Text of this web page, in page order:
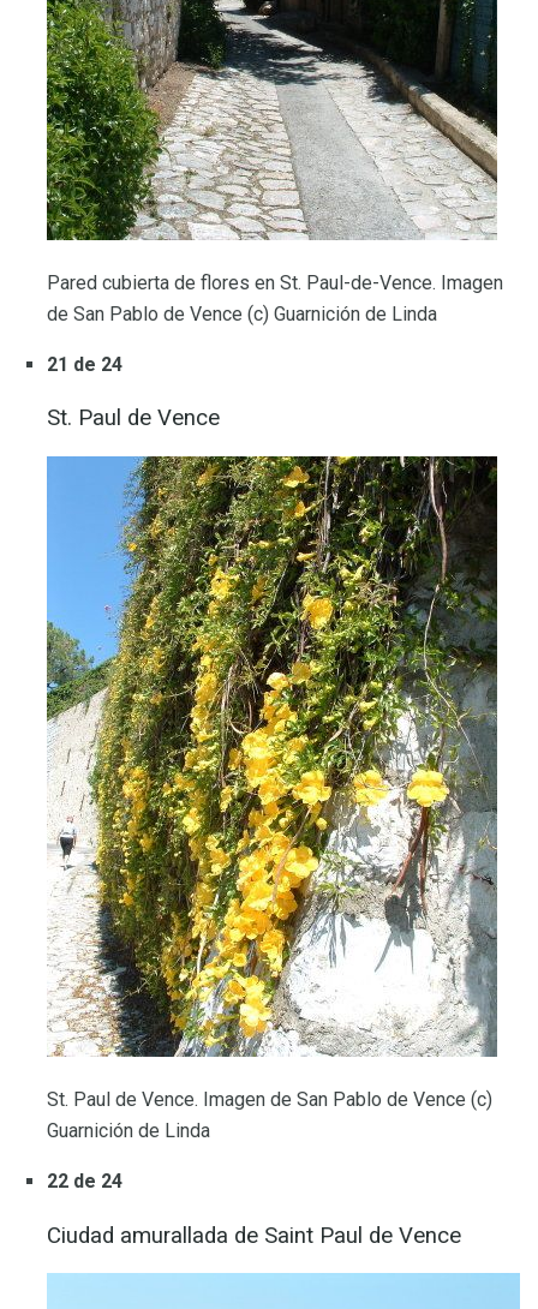
Pared cubierta de flores en St. Paul-de-Vence. Imagen
de San Pablo de Vence (c) Guarnición de Linda
21 de 24
St. Paul de Vence
St. Paul de Vence. Imagen de San Pablo de Vence (c)
Guarnición de Linda
22 de 24
Ciudad amurallada de Saint Paul de Vence